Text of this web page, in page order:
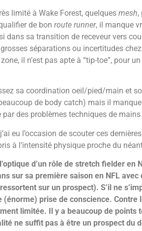
limité à Wake Forest, quelques mesh,
de bon route runner, il manque
dans sa transition de receveur vers
séparations ou incertitudes
il n’est pas apte à “tip-toe”, pour
sa coordination oeil/pied/main et
de body catch) mais il
des problèmes techniques de
eu l’occasion de scouter ces
à l’intensité physique proche du
d’un rôle de stretch fielder
sur sa première saison en NFL
sur un prospect). S’il ne
prise de conscience.
limitée. Il y a beaucoup de
ne suffit pas à être un prospect du